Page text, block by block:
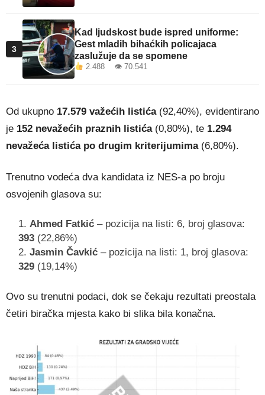
3
Kad ljudskost bude ispred uniforme:
Gest mladih bihaćkih policajaca
zaslužuje da se spomene
2.488 👁 70.541
Od ukupno 17.579 važećih listića(92,40%), evidentirano
je 152 nevažećih praznih listića(0,80%), te 1.294
nevažeća listića po drugim kriterijumima(6,80%).
Trenutno vodeća dva kandidata iz NES-a po broju
osvojenih glasova su:
Ahmed Fatkić – pozicija na listi: 6, broj glasova:
393 (22,86%)
Jasmin Čavkić – pozicija na listi: 1, broj glasova:
329 (19,14%)
Ovo su trenutni podaci, dok se čekaju rezultati preostala
četiri biračka mjesta kako bi slika bila konačna.